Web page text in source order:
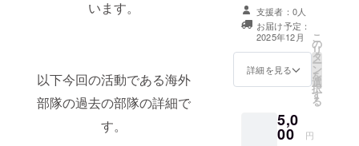
います。
以下今回の活動である海外
部隊の過去の部隊の詳細で
す。
と共に、活動報
告を添えたお手
紙をお送りしま
支援者：0人
お届け予定：
2025年12月
詳細を見る
こ
の
リ
タ
ー
ン
を
選
択
す
る
5,0
00 円